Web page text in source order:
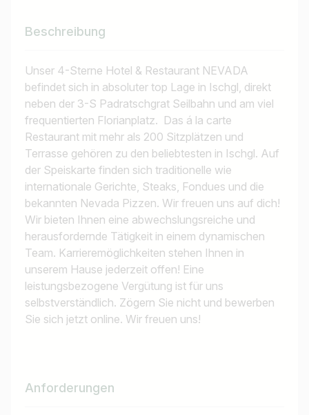
Beschreibung
Unser 4-Sterne Hotel & Restaurant NEVADA
befindet sich in absoluter top Lage in Ischgl, direkt
neben der 3-S Padratschgrat Seilbahn und am viel
frequentierten Florianplatz. Das á la carte
Restaurant mit mehr als 200 Sitzplätzen und
Terrasse gehören zu den beliebtesten in Ischgl. Auf
der Speiskarte finden sich traditionelle wie
internationale Gerichte, Steaks, Fondues und die
bekannten Nevada Pizzen. Wir freuen uns auf dich!
Wir bieten Ihnen eine abwechslungsreiche und
herausfordernde Tätigkeit in einem dynamischen
Team. Karrieremöglichkeiten stehen Ihnen in
unserem Hause jederzeit offen! Eine
leistungsbezogene Vergütung ist für uns
selbstverständlich. Zögern Sie nicht und bewerben
Sie sich jetzt online. Wir freuen uns!
Anforderungen